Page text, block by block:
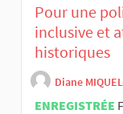
Pour une
inclusive et
historiques
Diane
ENREGISTRÉE